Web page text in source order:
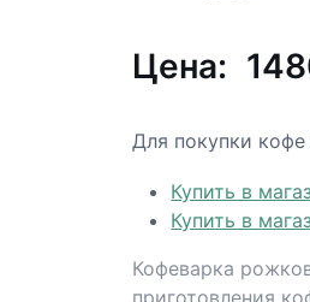
Цена:
Для покупки кофе
Купить в
Купить в
Кофеварка
приготовления